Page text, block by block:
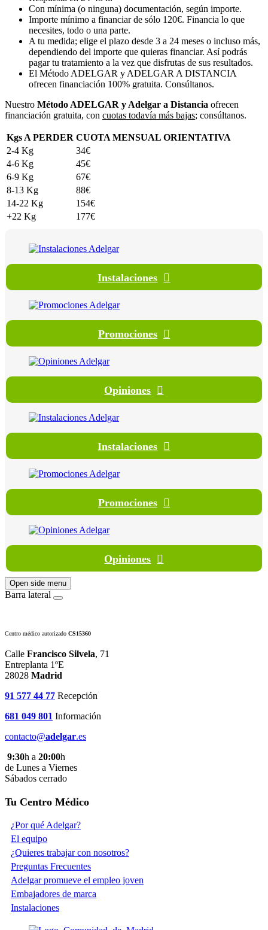
Con mínima (o ninguna) documentación, según importe.
Importe mínimo a financiar de sólo 120€. Financia lo que
necesites, todo o una parte.
A tu medida; elige el plazo desde 3 a 24 meses o incluso más,
dependiendo del importe que quieras financiar. Así podrás
pagar tu tratamiento a la vez que disfrutas de sus resultados.
El Método ADELGAR y ADELGAR A DISTANCIA
ofrecen financiación 100% gratuita. Consúltanos.
Nuestro Método ADELGAR y Adelgar a Distancia ofrecen
financiación gratuita, con cuotas todavía más bajas; consúltanos.
Kgs A PERDER CUOTA MENSUAL ORIENTATIVA
2-4 Kg
34€
4-6 Kg
45€
6-9 Kg
67€
8-13 Kg
88€
14-22 Kg
154€
+22 Kg
177€
Instalaciones
Promociones
Opiniones
Instalaciones
Promociones
Opiniones
Open side menu
Barra lateral
Centro médico autorizado CS15360
Calle Francisco Silvela, 71
Entreplanta 1ºE
28028 Madrid
91 577 44 77 Recepción
681 049 801 Información
contacto@adelgar.es
9:30h a 20:00h
de Lunes a Viernes
Sábados cerrado
Tu Centro Médico
¿Por qué Adelgar?
El equipo
¿Quieres trabajar con nosotros?
Preguntas Frecuentes
Adelgar promueve el empleo joven
Embajadores de marca
Instalaciones